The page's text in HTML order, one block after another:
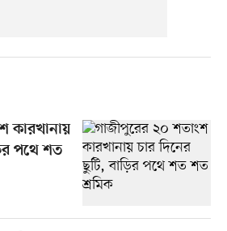
কারখানায়
পথে শত